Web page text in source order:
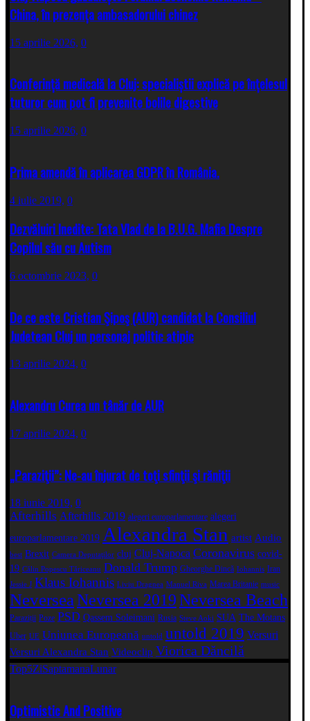
China, în prezența ambasadorului chinez
15 aprilie 2026, 0
Conferință medicală la Cluj: specialiștii explică pe înțelesul
tuturor cum pot fi prevenite bolile digestive
15 aprilie 2026, 0
Prima amendă în aplicarea GDPR în România.
4 iulie 2019, 0
Dezvăluiri Inedite: Tata Vlad de la B.U.G. Mafia Despre
Copilul său cu Autism
6 octombrie 2023, 0
De ce este Cristian Şipoş (AUR) candidat la Consiliul
Judetean Cluj un personaj politic atipic
13 aprilie 2024, 0
Alexandru Curea un tânăr de AUR
17 aprilie 2024, 0
„Paraziţii”: Ne-au înjurat de toţi sfinţii şi răniţii
18 iunie 2019, 0
Afterhills Afterhills 2019 alegeri europarlamentare alegeri
europarlamentare 2019 Alexandra Stan artist Audio
best Brexit Camera Deputaţilor cluj Cluj-Napoca Coronavirus covid-
19 Călin Popescu Tăriceanu Donald Trump Gheorghe Dincă Iohannis Iran
Jessie J Klaus Iohannis Liviu Dragnea Manuel Riva Marea Britanie music
NeverseaNeversea 2019Neversea Beach
Paraziții Poze PSD Qassem Soleimani Rusia Steve Aoki SUA The Motans
Uber UE Uniunea Europeană untold untold 2019 Versuri
Versuri Alexandra Stan Videoclip Viorica Dăncilă
Top5ZiSaptamanaLunar
Optimistic And Positive